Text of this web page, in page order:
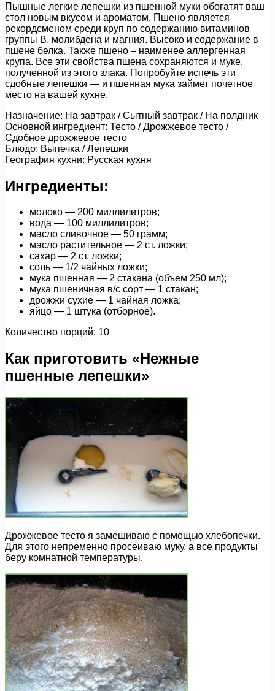
Пышные легкие лепешки из пшенной муки обогатят ваш
стол новым вкусом и ароматом. Пшено является
рекордсменом среди круп по содержанию витаминов
группы В, молибдена и магния. Высоко и содержание в
пшене белка. Также пшено – наименее аллергенная
крупа. Все эти свойства пшена сохраняются и муке,
полученной из этого злака. Попробуйте испечь эти
сдобные лепешки — и пшенная мука займет почетное
место на вашей кухне.
Назначение: На завтрак / Сытный завтрак / На полдник
Основной ингредиент: Тесто / Дрожжевое тесто /
Сдобное дрожжевое тесто
Блюдо: Выпечка / Лепешки
География кухни: Русская кухня
Ингредиенты:
молоко — 200 миллилитров;
вода — 100 миллилитров;
масло сливочное — 50 грамм;
масло растительное — 2 ст. ложки;
сахар — 2 ст. ложки;
соль — 1/2 чайных ложки;
мука пшенная — 2 стакана (объем 250 мл);
мука пшеничная в/с сорт — 1 стакан;
дрожжи сухие — 1 чайная ложка;
яйцо — 1 штука (отборное).
Количество порций: 10
Как приготовить «Нежные
пшенные лепешки»
Дрожжевое тесто я замешиваю с помощью хлебопечки.
Для этого непременно просеиваю муку, а все продукты
беру комнатной температуры.